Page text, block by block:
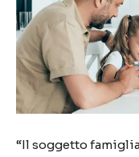
“Il soggetto